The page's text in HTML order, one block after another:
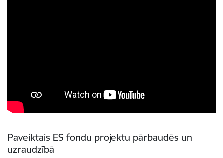
Paveiktais ES fondu projektu pārbaudēs un
uzraudzībā